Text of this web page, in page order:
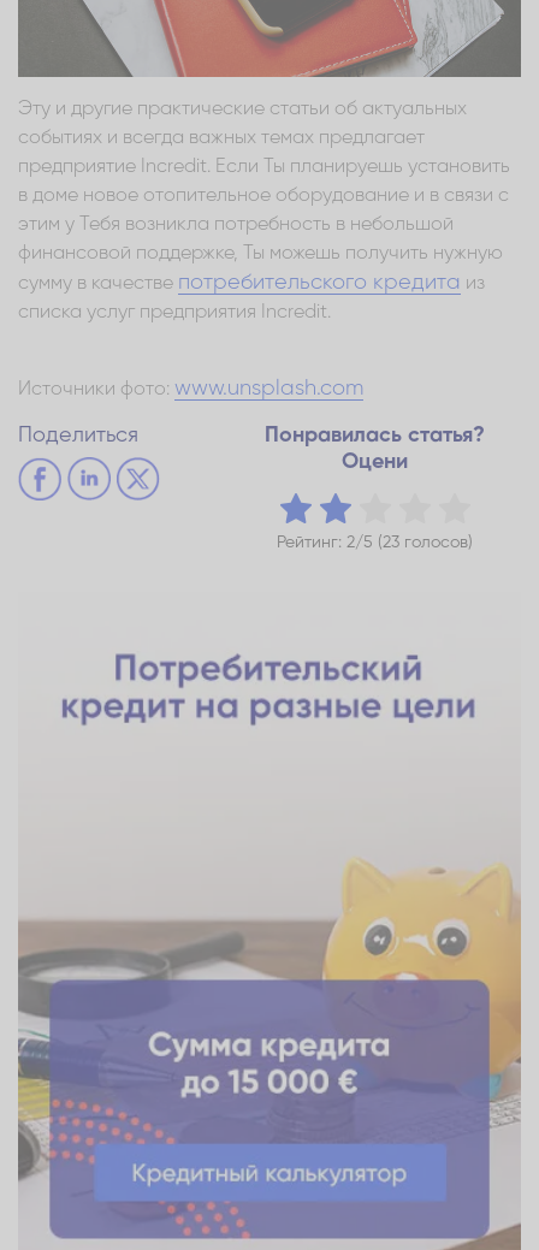
Эту и другие практические статьи об актуальных
событиях и всегда важных темах предлагает
предприятие Incredit. Если Ты планируешь установить
в доме новое отопительное оборудование и в связи с
этим у Тебя возникла потребность в небольшой
финансовой поддержке, Ты можешь получить нужную
сумму в качестве потребительского кредита из
списка услуг предприятия Incredit.
Источники фото: www.unsplash.com
Поделиться
Понравилась статья?
Оцени
Рейтинг: 2/5 (23 голосов)